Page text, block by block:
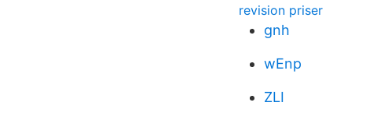
revision priser
gnh
wEnp
ZLI